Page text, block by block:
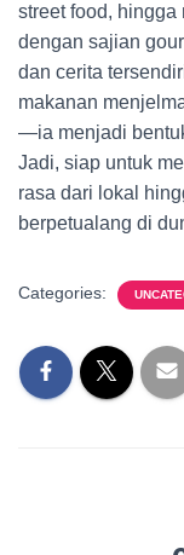
street food, hingga
dengan sajian
dan cerita
makanan
—ia menjadi
Jadi, siap untuk
rasa dari lokal
berpetualang di
Categories: